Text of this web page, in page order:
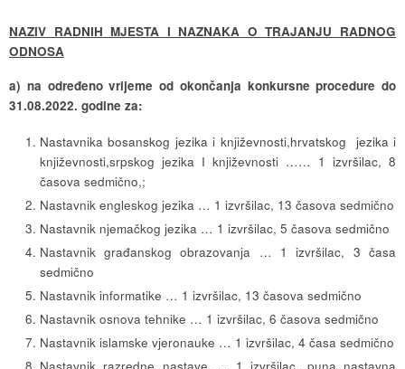
NAZIV RADNIH MJESTA I NAZNAKA O TRAJANJU RADNOG
ODNOSA
a) na određeno vrijeme od okončanja konkursne procedure do
31.08.2022. godine za:
Nastavnika bosanskog jezika i književnosti,hrvatskog jezika i
književnosti,srpskog jezika I književnosti …… 1 izvršilac, 8
časova sedmično,;
Nastavnik engleskog jezika … 1 izvršilac, 13 časova sedmično
Nastavnik njemačkog jezika … 1 izvršilac, 5 časova sedmično
Nastavnik građanskog obrazovanja … 1 izvršilac, 3 časa
sedmično
Nastavnik informatike … 1 izvršilac, 13 časova sedmično
Nastavnik osnova tehnike … 1 izvršilac, 6 časova sedmično
Nastavnik islamske vjeronauke … 1 izvršilac, 4 časa sedmično